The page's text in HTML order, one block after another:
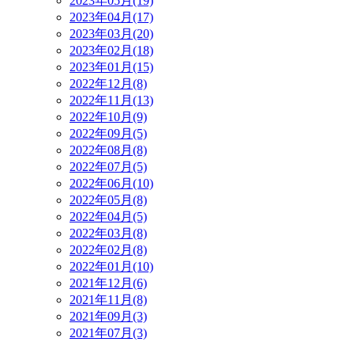
2023年04月(17)
2023年03月(20)
2023年02月(18)
2023年01月(15)
2022年12月(8)
2022年11月(13)
2022年10月(9)
2022年09月(5)
2022年08月(8)
2022年07月(5)
2022年06月(10)
2022年05月(8)
2022年04月(5)
2022年03月(8)
2022年02月(8)
2022年01月(10)
2021年12月(6)
2021年11月(8)
2021年09月(3)
2021年07月(3)